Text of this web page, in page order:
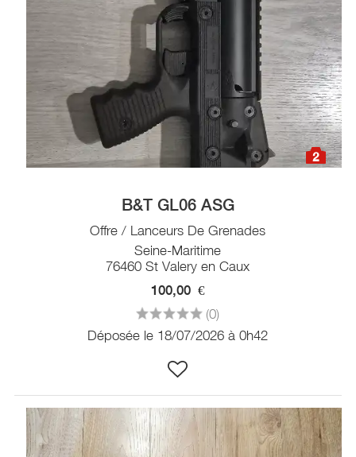
2
B&T GL06 ASG
Offre / Lanceurs De Grenades
Seine-Maritime
76460 St Valery en Caux
100,00 €
(0)
Déposée le 18/07/2026 à 0h42